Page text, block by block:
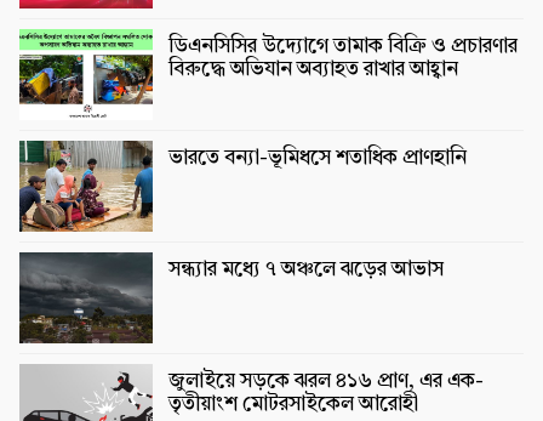
ডিএনসিসির উদ্যোগে তামাক বিক্রি ও প্রচারণার
বিরুদ্ধে অভিযান অব্যাহত রাখার আহ্বান
ভারতে বন্যা-ভূমিধসে শতাধিক প্রাণহানি
সন্ধ্যার মধ্যে ৭ অঞ্চলে ঝড়ের আভাস
জুলাইয়ে সড়কে ঝরল ৪১৬ প্রাণ, এর এক-
তৃতীয়াংশ মোটরসাইকেল আরোহী